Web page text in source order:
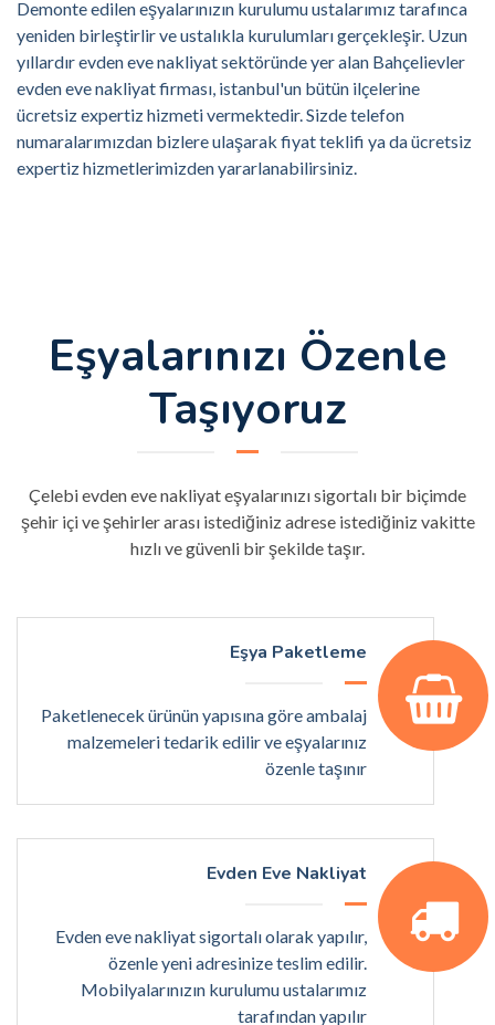
Demonte edilen eşyalarınızın kurulumu ustalarımız tarafınca
yeniden birleştirlir ve ustalıkla kurulumları gerçekleşir. Uzun
yıllardır evden eve nakliyat sektöründe yer alan Bahçelievler
evden eve nakliyat firması, istanbul'un bütün ilçelerine
ücretsiz expertiz hizmeti vermektedir. Sizde telefon
numaralarımızdan bizlere ulaşarak fiyat teklifi ya da ücretsiz
expertiz hizmetlerimizden yararlanabilirsiniz.
Eşyalarınızı Özenle
Taşıyoruz
Çelebi evden eve nakliyat eşyalarınızı sigortalı bir biçimde
şehir içi ve şehirler arası istediğiniz adrese istediğiniz vakitte
hızlı ve güvenli bir şekilde taşır.
Eşya Paketleme
Paketlenecek ürünün yapısına göre ambalaj
malzemeleri tedarik edilir ve eşyalarınız
özenle taşınır
Evden Eve Nakliyat
Evden eve nakliyat sigortalı olarak yapılır,
özenle yeni adresinize teslim edilir.
Mobilyalarınızın kurulumu ustalarımız
tarafından yapılır